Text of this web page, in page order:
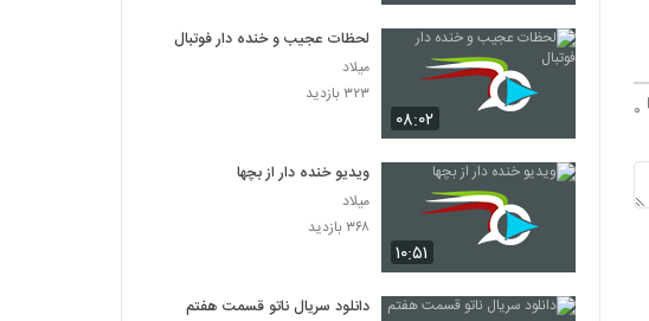
۰ ۰۸:۰۲
لحظات عجیب و خنده دار فوتبال
میلاد
۳۲۳ بازدید
۱۰:۵۱
ویدیو خنده دار از بچها
میلاد
۳۶۸ بازدید
دانلود سریال ناتو قسمت هفتم